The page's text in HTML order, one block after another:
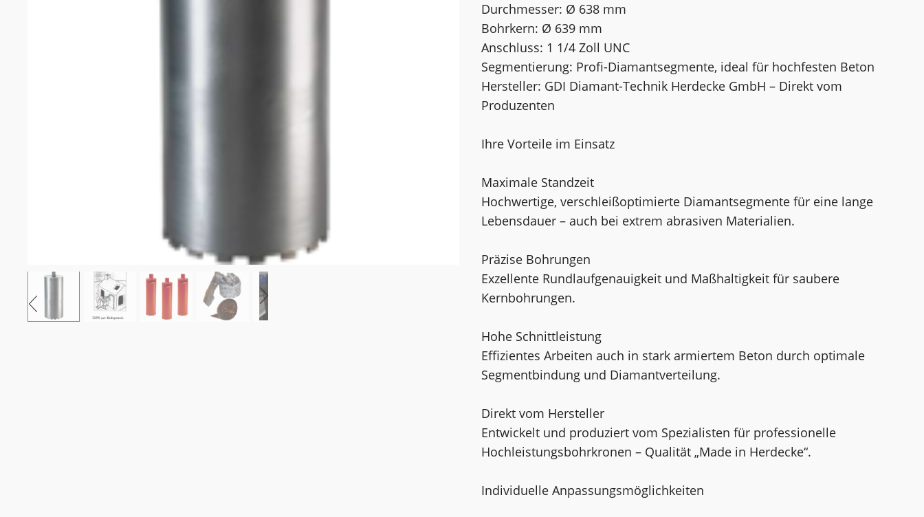
Durchmesser: Ø 638 mm
Bohrkern: Ø 639 mm
Anschluss: 1 1/4 Zoll UNC
Segmentierung: Profi-Diamantsegmente, ideal für hochfesten Beton
Hersteller: GDI Diamant-Technik Herdecke GmbH – Direkt vom
Produzenten
Ihre Vorteile im Einsatz
Maximale Standzeit
Hochwertige, verschleißoptimierte Diamantsegmente für eine lange
Lebensdauer – auch bei extrem abrasiven Materialien.
Präzise Bohrungen
Exzellente Rundlaufgenauigkeit und Maßhaltigkeit für saubere
Kernbohrungen.
Hohe Schnittleistung
Effizientes Arbeiten auch in stark armiertem Beton durch optimale
Segmentbindung und Diamantverteilung.
Direkt vom Hersteller
Entwickelt und produziert vom Spezialisten für professionelle
Hochleistungsbohrkronen – Qualität „Made in Herdecke“.
Individuelle Anpassungsmöglichkeiten